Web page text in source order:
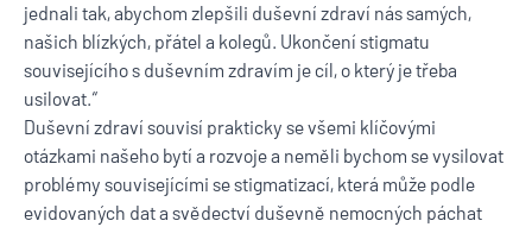
jednali tak, abychom zlepšili duševní zdraví nás samých,
našich blízkých, přátel a kolegů. Ukončení stigmatu
souvisejícího s duševním zdravím je cíl, o který je třeba
usilovat.“
Duševní zdraví souvisí prakticky se všemi klíčovými
otázkami našeho bytí a rozvoje a neměli bychom se vysilovat
problémy souvisejícími se stigmatizací, která může podle
evidovaných dat a svědectví duševně nemocných páchat